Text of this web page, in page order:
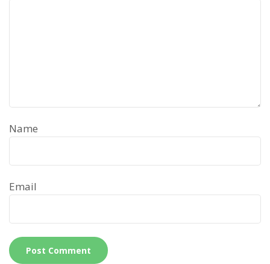
Name
Email